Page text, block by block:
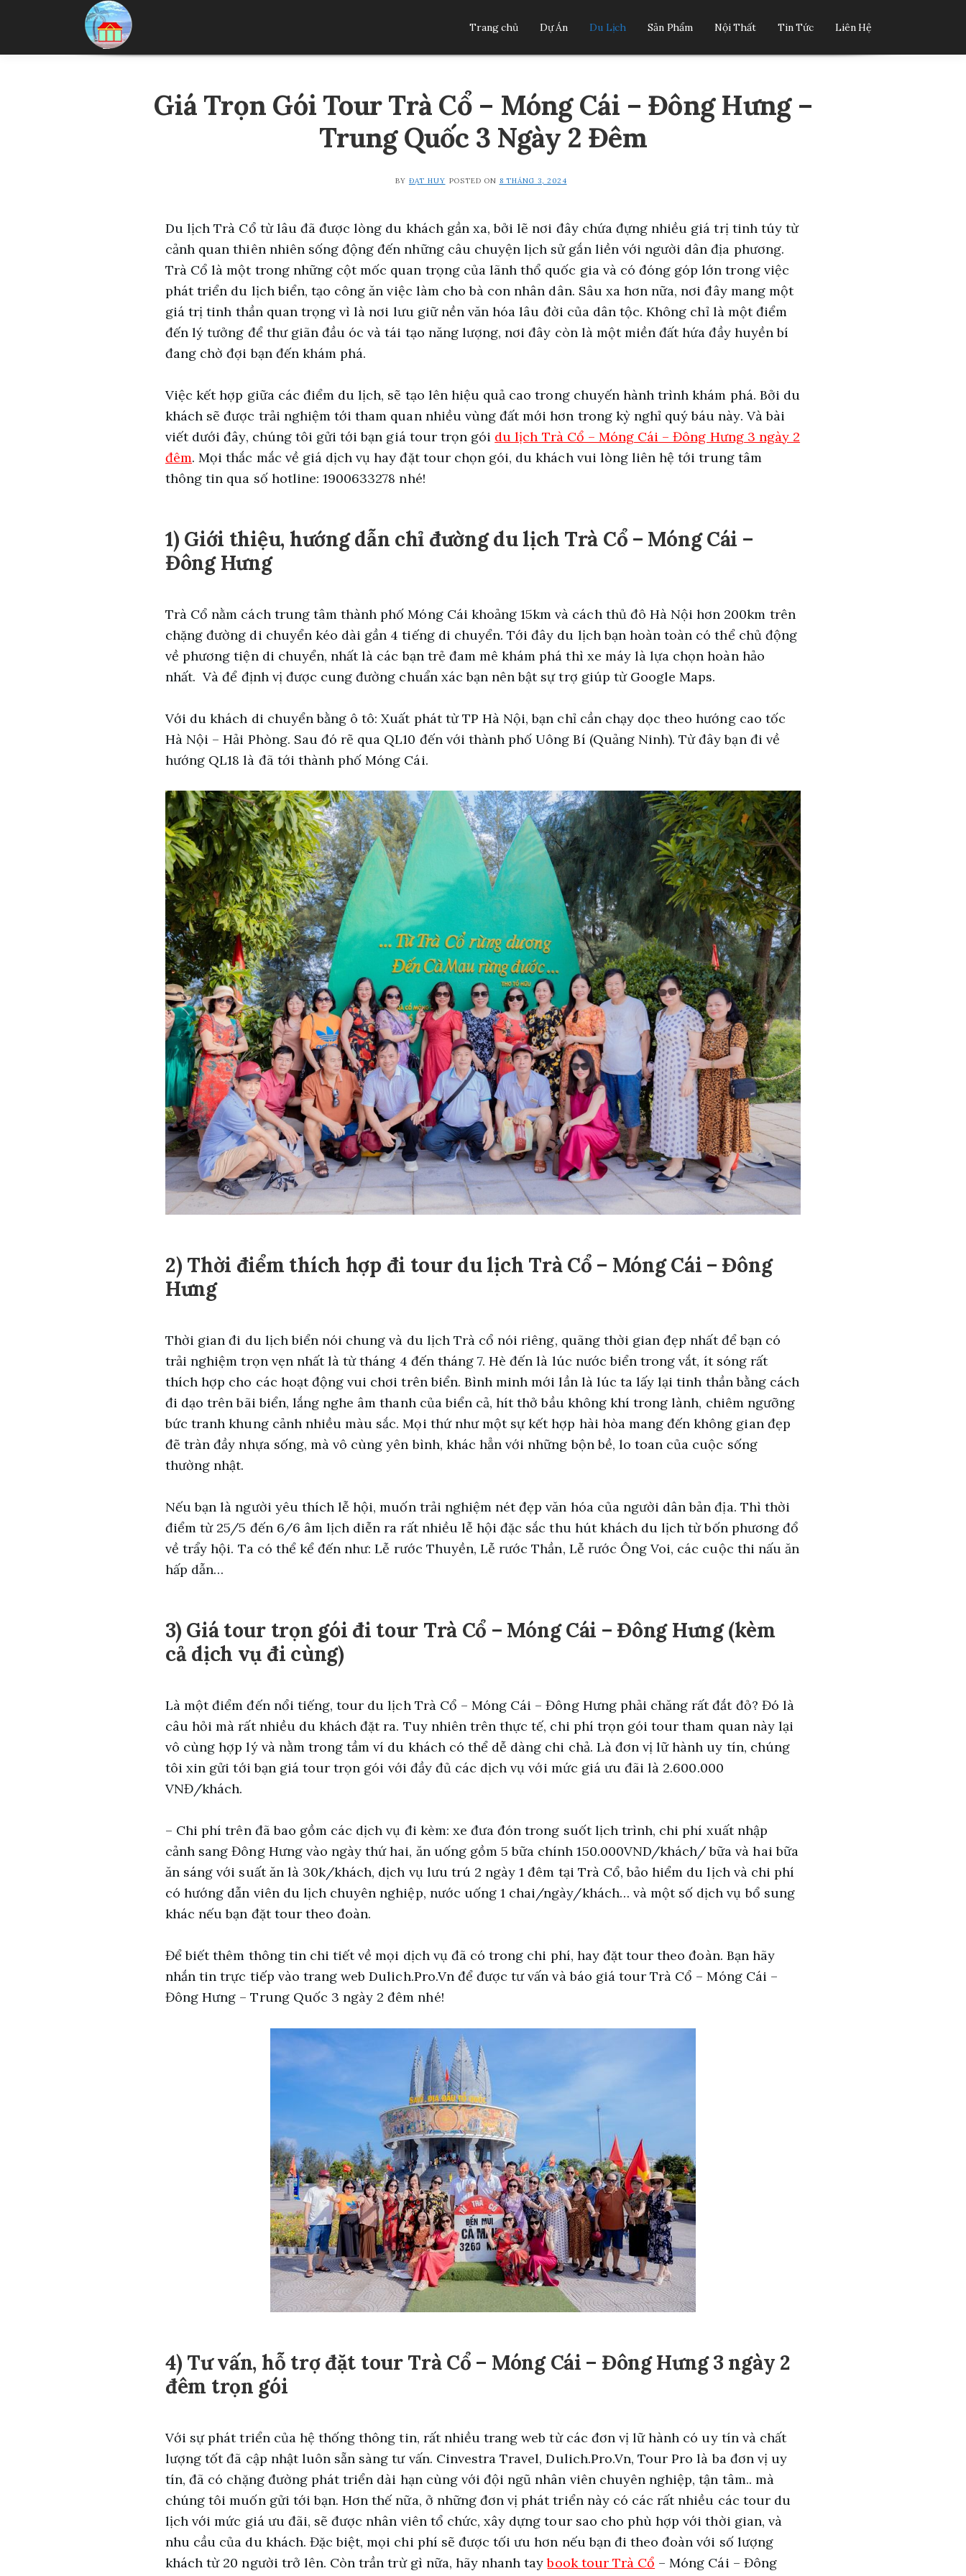
content
Trang chủ Dự Án Du Lịch Sản Phẩm Nội Thất Tin Tức Liên Hệ
Giá Trọn Gói Tour Trà Cổ – Móng Cái – Đông Hưng –
Trung Quốc 3 Ngày 2 Đêm
BY ĐẠT HUY POSTED ON 8 THÁNG 3, 2024
Du lịch Trà Cổ từ lâu đã được lòng du khách gần xa, bởi lẽ nơi đây chứa đựng nhiều giá trị tinh túy từ
cảnh quan thiên nhiên sống động đến những câu chuyện lịch sử gắn liền với người dân địa phương.
Trà Cổ là một trong những cột mốc quan trọng của lãnh thổ quốc gia và có đóng góp lớn trong việc
phát triển du lịch biển, tạo công ăn việc làm cho bà con nhân dân. Sâu xa hơn nữa, nơi đây mang một
giá trị tinh thần quan trọng vì là nơi lưu giữ nền văn hóa lâu đời của dân tộc. Không chỉ là một điểm
đến lý tưởng để thư giãn đầu óc và tái tạo năng lượng, nơi đây còn là một miền đất hứa đầy huyền bí
đang chờ đợi bạn đến khám phá.
Việc kết hợp giữa các điểm du lịch, sẽ tạo lên hiệu quả cao trong chuyến hành trình khám phá. Bởi du
khách sẽ được trải nghiệm tới tham quan nhiều vùng đất mới hơn trong kỳ nghỉ quý báu này. Và bài
viết dưới đây, chúng tôi gửi tới bạn giá tour trọn gói du lịch Trà Cổ – Móng Cái – Đông Hưng 3 ngày 2
đêm. Mọi thắc mắc về giá dịch vụ hay đặt tour chọn gói, du khách vui lòng liên hệ tới trung tâm
thông tin qua số hotline: 1900633278 nhé!
1) Giới thiệu, hướng dẫn chỉ đường du lịch Trà Cổ – Móng Cái –
Đông Hưng
Trà Cổ nằm cách trung tâm thành phố Móng Cái khoảng 15km và cách thủ đô Hà Nội hơn 200km trên
chặng đường di chuyển kéo dài gần 4 tiếng di chuyển. Tới đây du lịch bạn hoàn toàn có thể chủ động
về phương tiện di chuyển, nhất là các bạn trẻ đam mê khám phá thì xe máy là lựa chọn hoàn hảo
nhất. Và để định vị được cung đường chuẩn xác bạn nên bật sự trợ giúp từ Google Maps.
Với du khách di chuyển bằng ô tô: Xuất phát từ TP Hà Nội, bạn chỉ cần chạy dọc theo hướng cao tốc
Hà Nội – Hải Phòng. Sau đó rẽ qua QL10 đến với thành phố Uông Bí (Quảng Ninh). Từ đây bạn đi về
hướng QL18 là đã tới thành phố Móng Cái.
2) Thời điểm thích hợp đi tour du lịch Trà Cổ – Móng Cái – Đông
Hưng
Thời gian đi du lịch biển nói chung và du lịch Trà cổ nói riêng, quãng thời gian đẹp nhất để bạn có
trải nghiệm trọn vẹn nhất là từ tháng 4 đến tháng 7. Hè đến là lúc nước biển trong vắt, ít sóng rất
thích hợp cho các hoạt động vui chơi trên biển. Bình minh mới lần là lúc ta lấy lại tinh thần bằng cách
đi dạo trên bãi biển, lắng nghe âm thanh của biển cả, hít thở bầu không khí trong lành, chiêm ngưỡng
bức tranh khung cảnh nhiều màu sắc. Mọi thứ như một sự kết hợp hài hòa mang đến không gian đẹp
đẽ tràn đầy nhựa sống, mà vô cùng yên bình, khác hẳn với những bộn bề, lo toan của cuộc sống
thường nhật.
Nếu bạn là người yêu thích lễ hội, muốn trải nghiệm nét đẹp văn hóa của người dân bản địa. Thì thời
điểm từ 25/5 đến 6/6 âm lịch diễn ra rất nhiều lễ hội đặc sắc thu hút khách du lịch từ bốn phương đổ
về trẩy hội. Ta có thể kể đến như: Lễ rước Thuyền, Lễ rước Thần, Lễ rước Ông Voi, các cuộc thi nấu ăn
hấp dẫn…
3) Giá tour trọn gói đi tour Trà Cổ – Móng Cái – Đông Hưng (kèm
cả dịch vụ đi cùng)
Là một điểm đến nổi tiếng, tour du lịch Trà Cổ – Móng Cái – Đông Hưng phải chăng rất đắt đỏ? Đó là
câu hỏi mà rất nhiều du khách đặt ra. Tuy nhiên trên thực tế, chi phí trọn gói tour tham quan này lại
vô cùng hợp lý và nằm trong tầm ví du khách có thể dễ dàng chi chả. Là đơn vị lữ hành uy tín, chúng
tôi xin gửi tới bạn giá tour trọn gói với đầy đủ các dịch vụ với mức giá ưu đãi là 2.600.000
VNĐ/khách.
– Chi phí trên đã bao gồm các dịch vụ đi kèm: xe đưa đón trong suốt lịch trình, chi phí xuất nhập
cảnh sang Đông Hưng vào ngày thứ hai, ăn uống gồm 5 bữa chính 150.000VND/khách/ bữa và hai bữa
ăn sáng với suất ăn là 30k/khách, dịch vụ lưu trú 2 ngày 1 đêm tại Trà Cổ, bảo hiểm du lịch và chi phí
có hướng dẫn viên du lịch chuyên nghiệp, nước uống 1 chai/ngày/khách… và một số dịch vụ bổ sung
khác nếu bạn đặt tour theo đoàn.
Để biết thêm thông tin chi tiết về mọi dịch vụ đã có trong chi phí, hay đặt tour theo đoàn. Bạn hãy
nhắn tin trực tiếp vào trang web Dulich.Pro.Vn để được tư vấn và báo giá tour Trà Cổ – Móng Cái –
Đông Hưng – Trung Quốc 3 ngày 2 đêm nhé!
4) Tư vấn, hỗ trợ đặt tour Trà Cổ – Móng Cái – Đông Hưng 3 ngày 2
đêm trọn gói
Với sự phát triển của hệ thống thông tin, rất nhiều trang web từ các đơn vị lữ hành có uy tín và chất
lượng tốt đã cập nhật luôn sẵn sàng tư vấn. Cinvestra Travel, Dulich.Pro.Vn, Tour Pro là ba đơn vị uy
tín, đã có chặng đường phát triển dài hạn cùng với đội ngũ nhân viên chuyên nghiệp, tận tâm.. mà
chúng tôi muốn gửi tới bạn. Hơn thế nữa, ở những đơn vị phát triển này có các rất nhiều các tour du
lịch với mức giá ưu đãi, sẽ được nhân viên tổ chức, xây dựng tour sao cho phù hợp với thời gian, và
nhu cầu của du khách. Đặc biệt, mọi chi phí sẽ được tối ưu hơn nếu bạn đi theo đoàn với số lượng
khách từ 20 người trở lên. Còn trần trừ gì nữa, hãy nhanh taybook tour Trà Cổ – Móng Cái – Đông